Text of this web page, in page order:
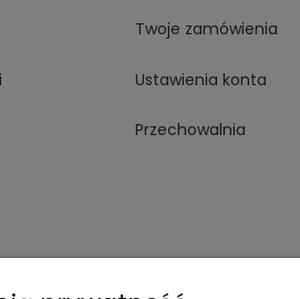
Twoje zamówienia
Ustawienia konta
Przechowalnia